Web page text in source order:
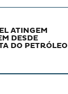
ATINGEM
DESDE
DO PETRÓLEO